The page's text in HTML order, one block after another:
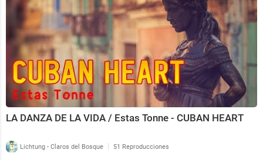
LA DANZA DE LA VIDA / Estas Tonne - CUBAN HEART
Lichtung - Claros del Bosque | 51 Reproducciones